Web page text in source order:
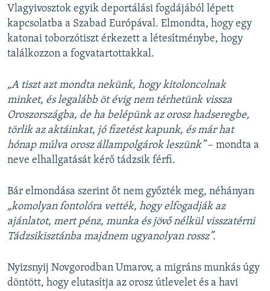
Vlagyivosztok egyik deportálási fogdájából lépett
kapcsolatba a Szabad Európával. Elmondta, hogy egy
katonai toborzótiszt érkezett a létesítménybe, hogy
találkozzon a fogvatartottakkal.
„A tiszt azt mondta nekünk, hogy kitoloncolnak
minket, és legalább öt évig nem térhetünk vissza
Oroszországba, de ha belépünk az orosz hadseregbe,
törlik az aktáinkat, jó fizetést kapunk, és már hat
hónap múlva orosz állampolgárok leszünk”– mondta a
neve elhallgatását kérő tádzsik férfi.
Bár elmondása szerint őt nem győzték meg, néhányan
„komolyan fontolóra vették, hogy elfogadják az
ajánlatot, mert pénz, munka és jövő nélkül visszatérni
Tádzsikisztánba majdnem ugyanolyan rossz”.
Nyizsnyij Novgorodban Umarov, a migráns munkás úgy
döntött, hogy elutasítja az orosz útlevelet és a havi